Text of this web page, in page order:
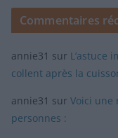
Commentaires
annie31 sur L’astuce
collent après la
annie31 sur Voici une
personnes :